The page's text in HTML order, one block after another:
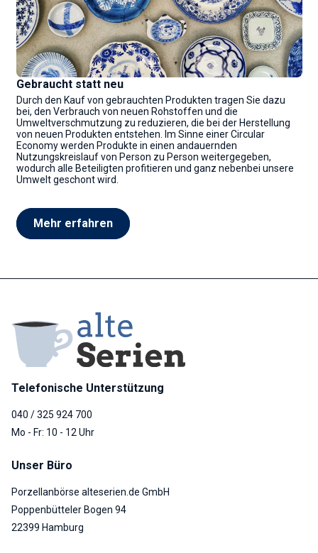
Gebraucht statt neu
Durch den Kauf von gebrauchten Produkten tragen Sie dazu
bei, den Verbrauch von neuen Rohstoffen und die
Umweltverschmutzung zu reduzieren, die bei der Herstellung
von neuen Produkten entstehen. Im Sinne einer Circular
Economy werden Produkte in einen andauernden
Nutzungskreislauf von Person zu Person weitergegeben,
wodurch alle Beteiligten profitieren und ganz nebenbei unsere
Umwelt geschont wird.
Mehr erfahren
Telefonische Unterstützung
040 / 325 924 700
Mo - Fr: 10 - 12 Uhr
Unser Büro
Porzellanbörse alteserien.de GmbH
Poppenbütteler Bogen 94
22399 Hamburg